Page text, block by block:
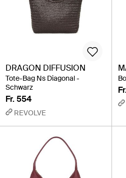
DRAGON DIFFUSION
Tote-Bag Ns Diagonal -
Schwarz
Fr. 554
REVOLVE